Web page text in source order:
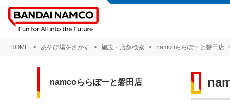
HOME あそび場をさがす 施設・店舗検索 namcoららぽーと磐田店
namcoららぽーと磐田店